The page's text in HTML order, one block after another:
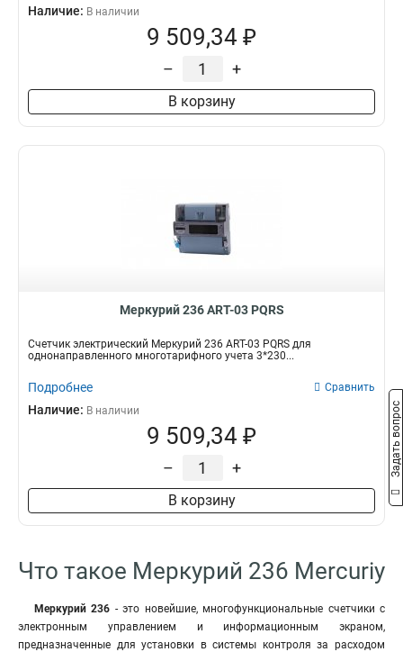
Наличие: В наличии
9 509,34 ₽
– +
В корзину
Меркурий 236 АRT-03 PQRS
Счетчик электрический Меркурий 236 АRT-03 PQRS для
однонаправленного многотарифного учета 3*230...
Подробнее Сравнить
Наличие: В наличии
9 509,34 ₽
– +
В корзину
Что такое Меркурий 236 Mercuriy
Меркурий 236 - это новейшие, многофункциональные счетчики с
электронным управлением и информационным экраном,
предназначенные для установки в системы контроля за расходом
Задать вопрос